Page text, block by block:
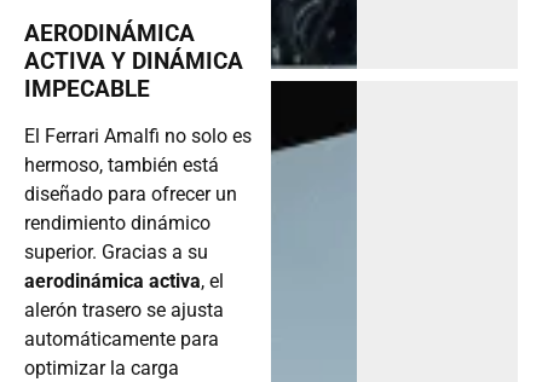
AERODINÁMICA
ACTIVA Y DINÁMICA
IMPECABLE
El Ferrari Amalfi no solo es
hermoso, también está
diseñado para ofrecer un
rendimiento dinámico
superior. Gracias a su
aerodinámica activa, el
alerón trasero se ajusta
automáticamente para
optimizar la carga